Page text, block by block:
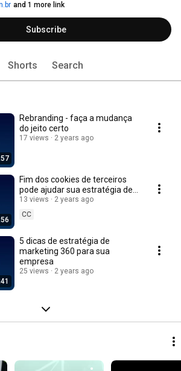
inserí-los nesse mercado de forma não
and 1 more link
Subscribe
Shorts Search
Rebranding - faça a mudança
do jeito certo
17 views 2 years ago
Fim dos cookies de terceiros
pode ajudar sua estratégia de
Marketing
13 views
2 years ago
CC
5 dicas de estratégia de
marketing 360 para sua
empresa
25 views 2 years ago